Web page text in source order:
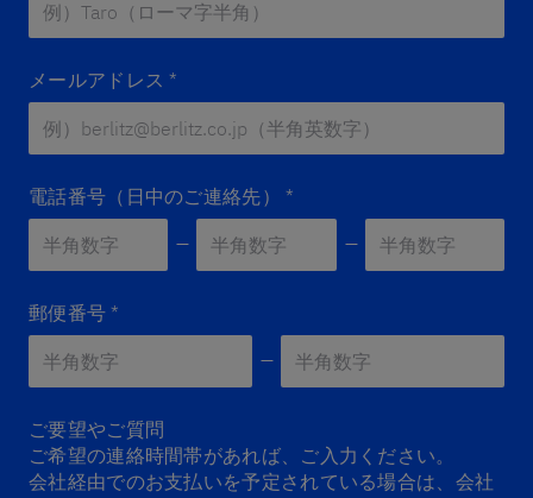
メールアドレス *
電話番号（日中のご連絡先） *
郵便番号 *
Zip 2
ご要望やご質問
ご希望の連絡時間帯があれば、ご入力ください。
会社経由でのお支払いを予定されている場合は、会社